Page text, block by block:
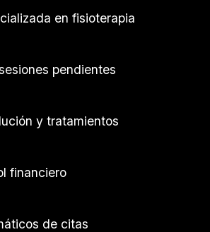
en fisioterapia
pendientes
y tratamientos
financiero
de citas